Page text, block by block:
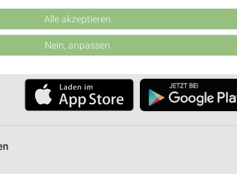
von Werbeanzeigen
Werbung
von Inhalten
Alle akzeptieren
Nein, anpassen